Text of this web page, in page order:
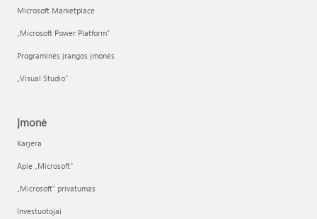
Microsoft Marketplace
„Microsoft Power Platform“
Programinės įrangos įmonės
„Visual Studio“
Įmonė
Karjera
Apie „Microsoft“
„Microsoft“ privatumas
Investuotojai